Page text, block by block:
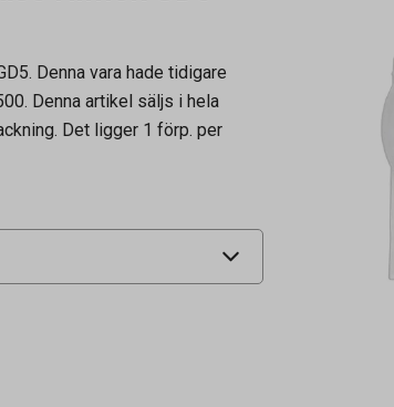
Denna vara hade tidigare
Denna artikel säljs i hela
Det ligger 1 förp. per
54020143
47121607